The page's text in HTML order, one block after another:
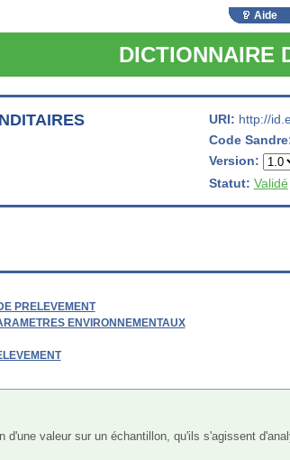
Aide
DICTIONNAIRE
URI: http://
Code
Version:
Statut: Validé
PRELEVEMENT
ENVIRONNEMENTAUX